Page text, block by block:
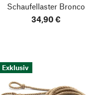
Schaufellaster Bronco
34,90 €
Exklusiv